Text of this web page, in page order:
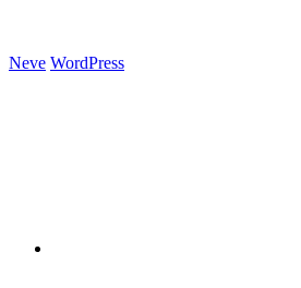
Neve WordPress